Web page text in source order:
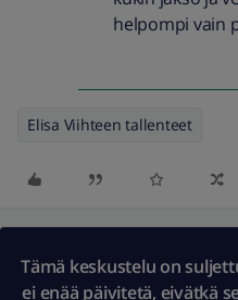
helpompi vain
Elisa Viihteen tallenteet
Tämä keskustelu on
ei enää päivitetä, eivätkä